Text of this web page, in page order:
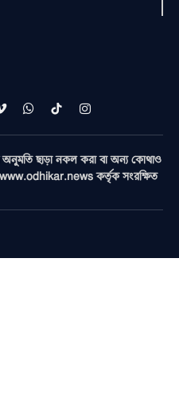
VimeoWhatsAppTikTokInstagram
ছাড়া নকল করা বা অন্য কোথাও
www.odhikar.news কর্তৃক সংরক্ষিত